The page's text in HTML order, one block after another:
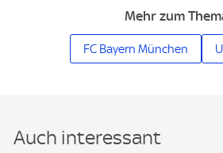
Mehr zum
FC Bayern München
Auch interessant